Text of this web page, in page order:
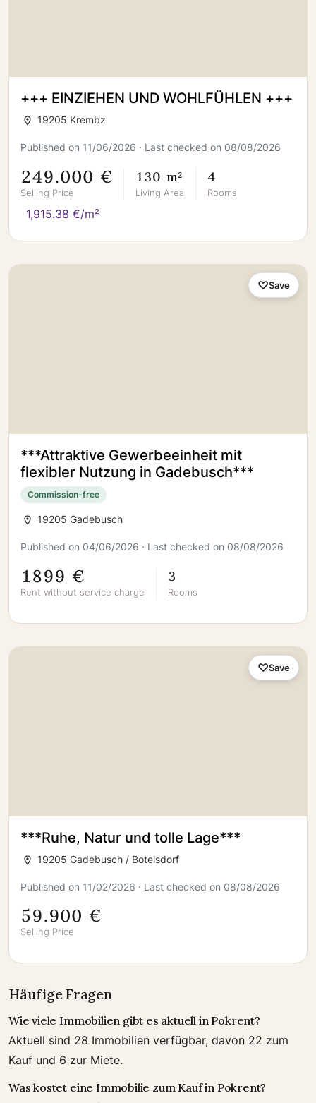
+++ EINZIEHEN UND WOHLFÜHLEN +++
19205 Krembz
Published on 11/06/2026 · Last checked on 08/08/2026
249.000 €
Selling Price
130 m²
Living Area
4
Rooms
1,915.38 €/m²
***Attraktive Gewerbeeinheit mit
flexibler Nutzung in Gadebusch***
Commission-free
19205 Gadebusch
Published on 04/06/2026 · Last checked on 08/08/2026
1899 €
Rent without service charge
3
Rooms
Save
***Ruhe, Natur und tolle Lage***
19205 Gadebusch / Botelsdorf
Published on 11/02/2026 · Last checked on 08/08/2026
59.900 €
Selling Price
Save
Häufige Fragen
Wie viele Immobilien gibt es aktuell in Pokrent?
Aktuell sind 28 Immobilien verfügbar, davon 22 zum
Kauf und 6 zur Miete.
Was kostet eine Immobilie zum Kauf in Pokrent?